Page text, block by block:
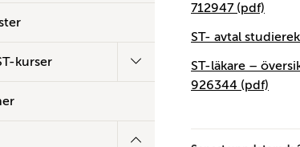
kurser
712947 (pdf)
ST- avtal
ST-läkare –
926344 (pdf)